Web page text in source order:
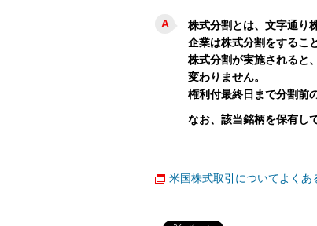
A
株式分割とは、文字通り
企業は株式分割をするこ
株式分割が実施されると
変わりません。
権利付最終日まで分割前
なお、該当銘柄を保有し
米国株式取引についてよくあ